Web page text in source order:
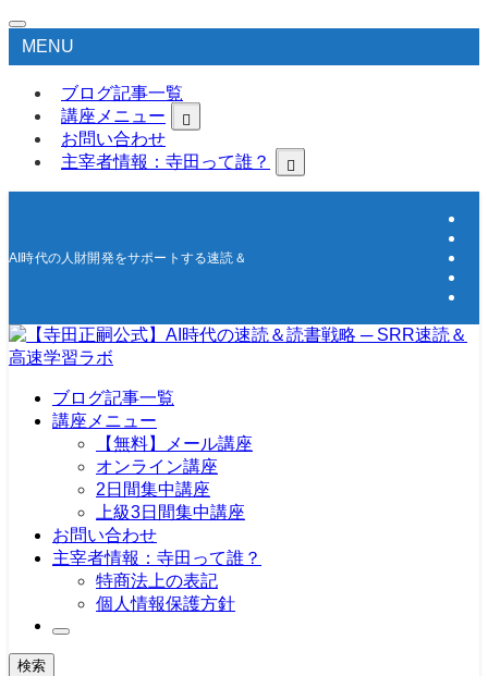
MENU
ブログ記事一覧
講座メニュー
お問い合わせ
主宰者情報：寺田って誰？
AI時代の人財開発をサポートする速読＆高速学習の研究所
ブログ記事一覧
講座メニュー
【無料】メール講座
オンライン講座
2日間集中講座
上級3日間集中講座
お問い合わせ
主宰者情報：寺田って誰？
特商法上の表記
個人情報保護方針
検索